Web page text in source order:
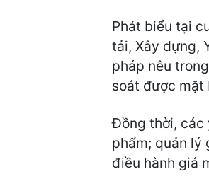
Phát biểu tại
tải, Xây dựng,
pháp nêu
soát được mặt
Đồng thời, các
phẩm; quản lý
điều hành giá